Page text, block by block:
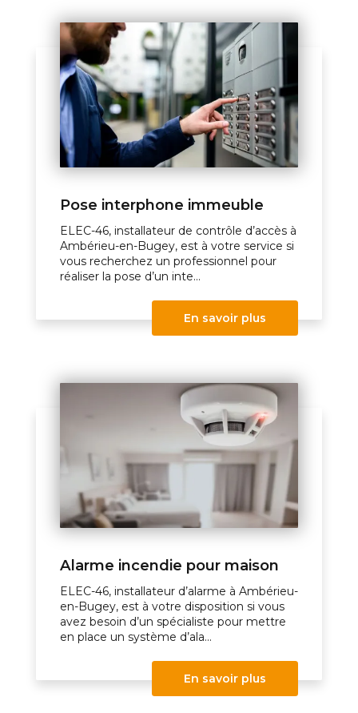
Pose interphone immeuble
ELEC-46, installateur de contrôle d’accès à
Ambérieu-en-Bugey, est à votre service si
vous recherchez un professionnel pour
réaliser la pose d’un inte...
En savoir plus
Alarme incendie pour maison
ELEC-46, installateur d’alarme à Ambérieu-
en-Bugey, est à votre disposition si vous
avez besoin d’un spécialiste pour mettre
en place un système d’ala...
En savoir plus